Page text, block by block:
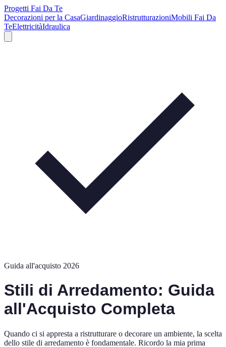
Progetti Fai Da Te
Decorazioni per la CasaGiardinaggioRistrutturazioniMobili Fai Da
TeElettricitàIdraulica
Guida all'acquisto 2026
Stili di Arredamento: Guida
all'Acquisto Completa
Quando ci si appresta a ristrutturare o decorare un ambiente, la scelta
dello stile di arredamento è fondamentale. Ricordo la mia prima